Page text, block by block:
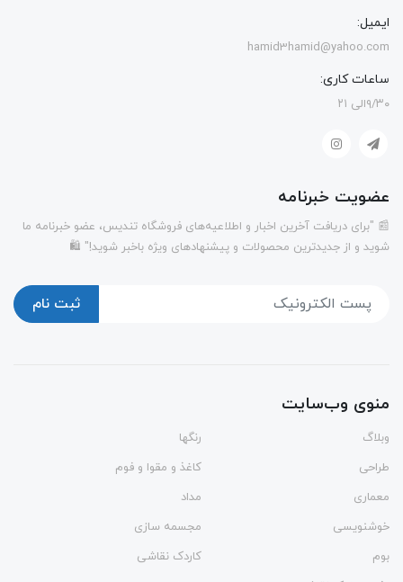
ایمیل:
hamid3hamid@yahoo.com
ساعات کاری:
۹/۳۰الی ۲۱
عضویت خبرنامه
📰 "برای دریافت آخرین اخبار و اطلاعیه‌های فروشگاه تندیس، عضو خبرنامه ما
شوید و از جدیدترین محصولات و پیشنهادهای ویژه باخبر شوید!" 🛍️
ثبت نام
منوی وب‌سایت
وبلاگ
رنگها
طراحی
کاغذ و مقوا و فوم
معماری
مداد
خوشنویسی
مجسمه سازی
بوم
کاردک نقاشی